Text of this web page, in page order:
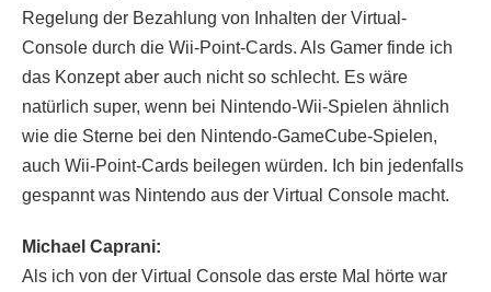
Regelung der Bezahlung von Inhalten der Virtual-
Console durch die Wii-Point-Cards. Als Gamer finde ich
das Konzept aber auch nicht so schlecht. Es wäre
natürlich super, wenn bei Nintendo-Wii-Spielen ähnlich
wie die Sterne bei den Nintendo-GameCube-Spielen,
auch Wii-Point-Cards beilegen würden. Ich bin jedenfalls
gespannt was Nintendo aus der Virtual Console macht.
Michael Caprani:
Als ich von der Virtual Console das erste Mal hörte war